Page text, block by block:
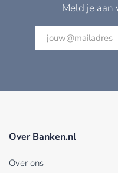
Meld je aan
Over Banken.nl
Over ons